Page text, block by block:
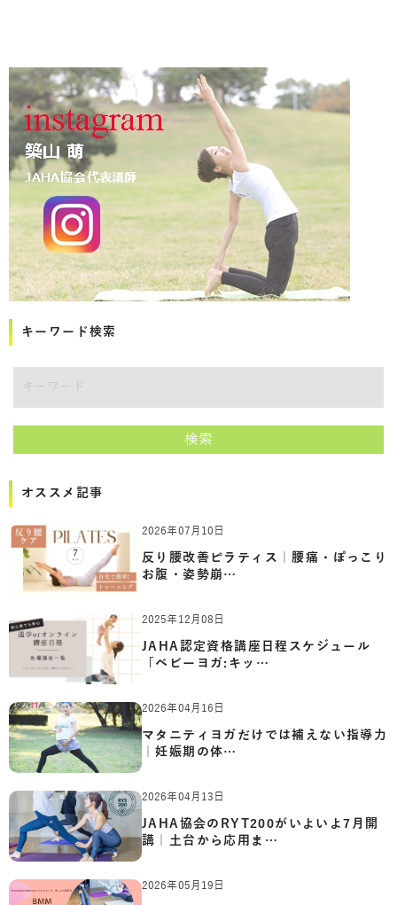
キーワード検索
検索
オススメ記事
2026年07月10日
反り腰改善ピラティス｜腰痛・ぽっこり
お腹・姿勢崩…
2025年12月08日
JAHA認定資格講座日程スケジュール
「ベビーヨガ:キッ…
2026年04月16日
マタニティヨガだけでは補えない指導力
｜妊娠期の体…
2026年04月13日
JAHA協会のRYT200がいよいよ7月開
講｜土台から応用ま…
2026年05月19日